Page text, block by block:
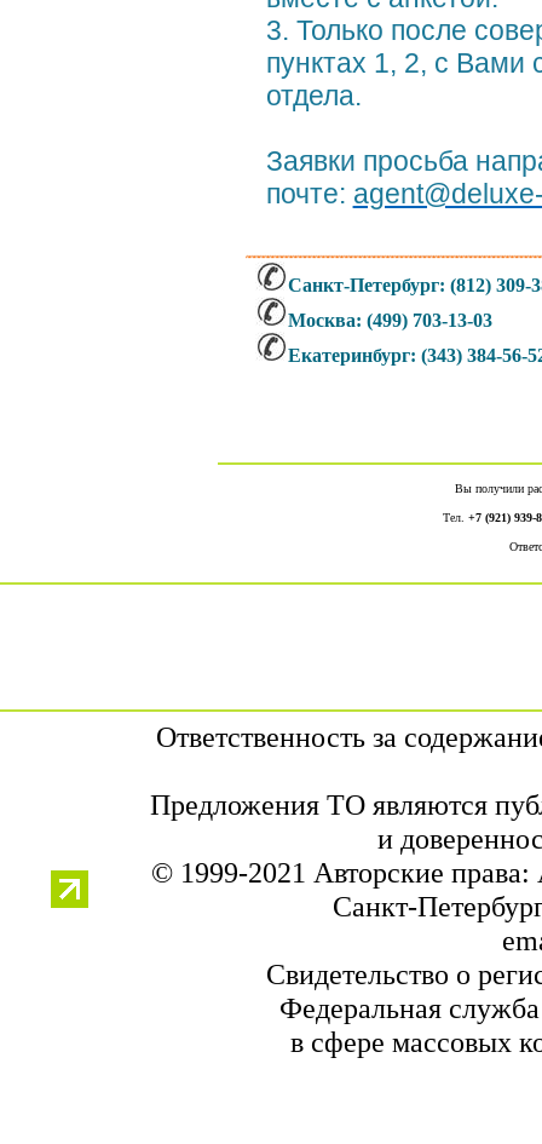
3. Только после
пунктах 1, 2, с Вами
отдела.
Заявки просьба
почте:
Санкт-Петербург: (812) 309-
Москва: (499) 703-13-03
Екатеринбург: (343) 384-56-
Вы получили
Тел.+7 (921) 939-
Ответственность за
Предложения ТО являются
и
© 1999-2021 Авторские
Санкт-
Свидетельство о
Федеральная
в сфере массовых